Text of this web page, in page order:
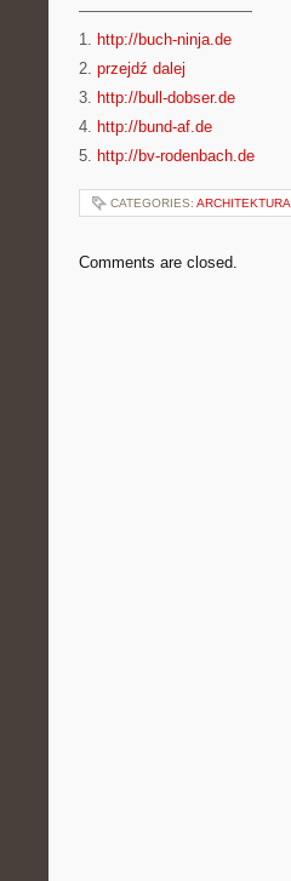
———————————
1. http://buch-ninja.de
2. przejdź dalej
3. http://bull-dobser.de
4. http://bund-af.de
5. http://bv-rodenbach.de
CATEGORIES: ARCHITEKTURA
Comments are closed.